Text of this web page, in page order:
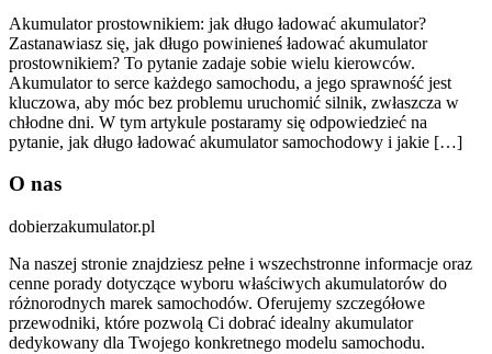
Akumulator prostownikiem: jak długo ładować akumulator?
Zastanawiasz się, jak długo powinieneś ładować akumulator
prostownikiem? To pytanie zadaje sobie wielu kierowców.
Akumulator to serce każdego samochodu, a jego sprawność jest
kluczowa, aby móc bez problemu uruchomić silnik, zwłaszcza w
chłodne dni. W tym artykule postaramy się odpowiedzieć na
pytanie, jak długo ładować akumulator samochodowy i jakie […]
O nas
dobierzakumulator.pl
Na naszej stronie znajdziesz pełne i wszechstronne informacje oraz
cenne porady dotyczące wyboru właściwych akumulatorów do
różnorodnych marek samochodów. Oferujemy szczegółowe
przewodniki, które pozwolą Ci dobrać idealny akumulator
dedykowany dla Twojego konkretnego modelu samochodu.